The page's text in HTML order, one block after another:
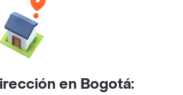
Facebook
Twitter
Instagram
en Bogotá: